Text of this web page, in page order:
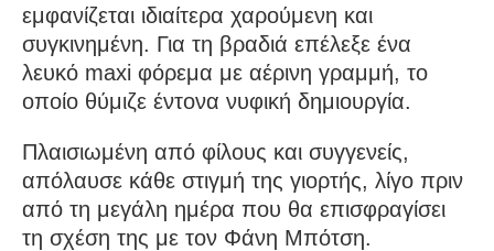
εμφανίζεται ιδιαίτερα χαρούμενη και
συγκινημένη. Για τη βραδιά επέλεξε ένα
λευκό maxi φόρεμα με αέρινη γραμμή, το
οποίο θύμιζε έντονα νυφική δημιουργία.
Πλαισιωμένη από φίλους και συγγενείς,
απόλαυσε κάθε στιγμή της γιορτής, λίγο πριν
από τη μεγάλη ημέρα που θα επισφραγίσει
τη σχέση της με τον Φάνη Μπότση.